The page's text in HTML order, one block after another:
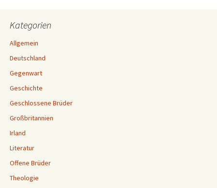
Kategorien
Allgemein
Deutschland
Gegenwart
Geschichte
Geschlossene Brüder
Großbritannien
Irland
Literatur
Offene Brüder
Theologie